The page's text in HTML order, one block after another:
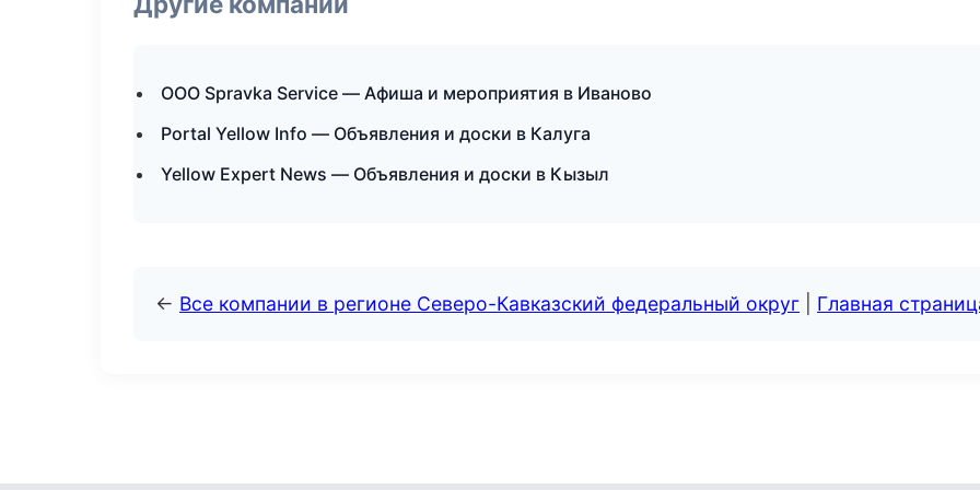
ООО Spravka Service — Афиша и мероприятия в Иваново
Portal Yellow Info — Объявления и доски в Калуга
Yellow Expert News — Объявления и доски в Кызыл
← Все компании в регионе Северо-Кавказский федеральный округ Главная